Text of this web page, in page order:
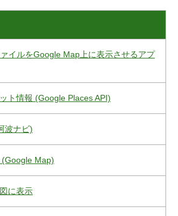
イルをGoogle Map上に表示させるアプ
ト情報 (Google Places API)
波ナビ)
(Google Map)
に表示